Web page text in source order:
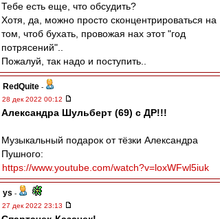
Тебе есть еще, что обсудить?
Хотя, да, можно просто сконцентрироваться на
том, чтоб бухать, провожая нах этот "год
потрясений"..
Пожалуй, так надо и поступить..
RedQuite -
28 дек 2022 00:12
Александра Шульберт (69) с ДР!!!
Музыкальный подарок от тёзки Александра
Пушного:
https://www.youtube.com/watch?v=loxWFwl5iuk
ys -
27 дек 2022 23:13